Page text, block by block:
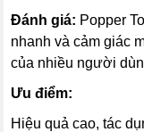
Đánh giá: Popper
nhanh và cảm giác
của nhiều người
Ưu điểm:
Hiệu quả cao, tác